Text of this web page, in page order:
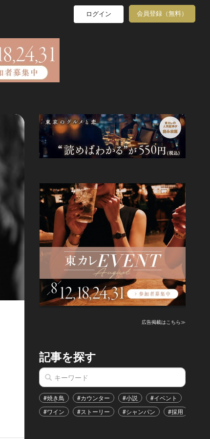
ログイン 会員登録（無料）
広告掲載はこちら≫
記事を探す
#焼き鳥 #カウンター #小説 #イベント
#ワイン
#ストーリー #シャンパン #採用